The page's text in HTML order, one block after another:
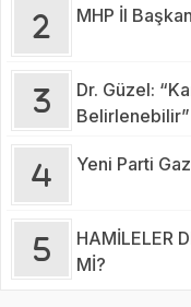
MHP İl
Dr. Güzel:
Belirlenebilir”
Yeni Parti
HAMİLELER
Mİ?